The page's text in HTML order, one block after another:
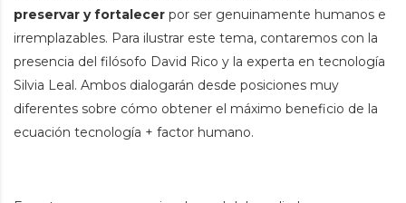
preservar y fortalecer por ser genuinamente humanos e
irremplazables. Para ilustrar este tema, contaremos con la
presencia del filósofo David Rico y la experta en tecnología
Silvia Leal. Ambos dialogarán desde posiciones muy
diferentes sobre cómo obtener el máximo beneficio de la
ecuación tecnología + factor humano.